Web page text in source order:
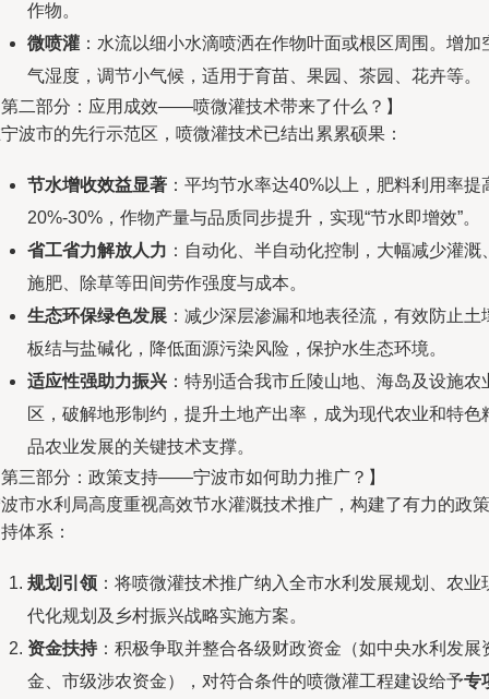
作物。
微喷灌 ：水流以细小水滴喷洒在作物叶面或根区周围。增加
气湿度，调节小气候，适用于育苗、果园、茶园、花卉等。
二部分：应用成效——喷微灌技术带来了什么？】
波市的先行示范区，喷微灌技术已结出累累硕果：
节水增收效益显著 ：平均节水率达40%以上，肥料利用率提
20%-30%，作物产量与品质同步提升，实现“节水即增效”。
省工省力解放人力 ：自动化、半自动化控制，大幅减少灌溉
施肥、除草等田间劳作强度与成本。
生态环保绿色发展 ：减少深层渗漏和地表径流，有效防止土
板结与盐碱化，降低面源污染风险，保护水生态环境。
适应性强助力振兴 ：特别适合我市丘陵山地、海岛及设施农
区，破解地形制约，提升土地产出率，成为现代农业和特色
品农业发展的关键技术支撑。
三部分：政策支持——宁波市如何助力推广？】
市水利局高度重视高效节水灌溉技术推广，构建了有力的政策
体系：
规划引领 ：将喷微灌技术推广纳入全市水利发展规划、农业
代化规划及乡村振兴战略实施方案。
资金扶持：积极争取并整合各级财政资金（如中央水利发展
金、市级涉农资金），对符合条件的喷微灌工程建设给予专